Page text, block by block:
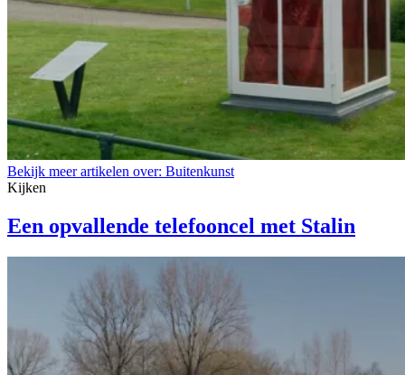
Bekijk meer artikelen over: Buitenkunst
Kijken
Een opvallende telefooncel met Stalin